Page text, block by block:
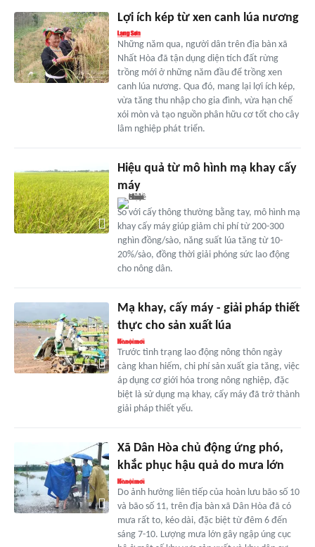
Lợi ích kép từ xen canh lúa nương
Những năm qua, người dân trên địa bàn xã
Nhất Hòa đã tận dụng diện tích đất rừng
trồng mới ở những năm đầu để trồng xen
canh lúa nương. Qua đó, mang lại lợi ích kép,
vừa tăng thu nhập cho gia đình, vừa hạn chế
xói mòn và tạo nguồn phân hữu cơ tốt cho cây
lâm nghiệp phát triển.
Hiệu quả từ mô hình mạ khay cấy
máy
So với cấy thông thường bằng tay, mô hình mạ
khay cấy máy giúp giảm chi phí từ 200-300
nghìn đồng/sào, năng suất lúa tăng từ 10-
20%/sào, đồng thời giải phóng sức lao động
cho nông dân.
Mạ khay, cấy máy - giải pháp thiết
thực cho sản xuất lúa
Trước tình trạng lao động nông thôn ngày
càng khan hiếm, chi phí sản xuất gia tăng, việc
áp dụng cơ giới hóa trong nông nghiệp, đặc
biệt là sử dụng mạ khay, cấy máy đã trở thành
giải pháp thiết yếu.
Xã Dân Hòa chủ động ứng phó,
khắc phục hậu quả do mưa lớn
Do ảnh hưởng liên tiếp của hoàn lưu bão số 10
và bão số 11, trên địa bàn xã Dân Hòa đã có
mưa rất to, kéo dài, đặc biệt từ đêm 6 đến
sáng 7-10. Lượng mưa lớn gây ngập úng cục